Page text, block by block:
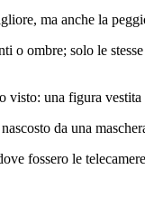
ma anche la
ombre; solo le
visto: una figura
da una
fossero le